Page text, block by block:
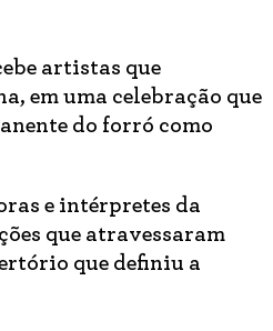
artistas que
em uma celebração que
do forró como
e intérpretes da
que atravessaram
que definiu a